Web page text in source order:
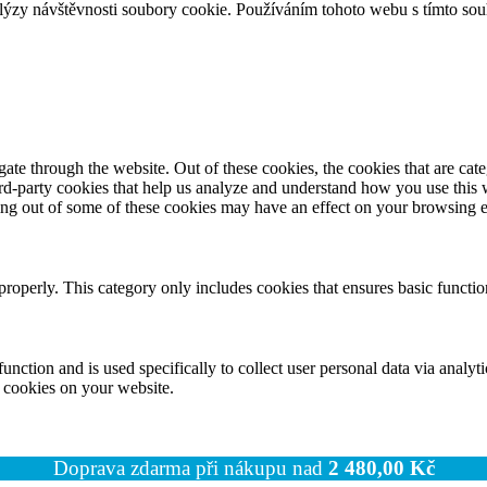
návštěvnosti soubory cookie. Používáním tohoto webu s tímto
through the website. Out of these cookies, the cookies that are
party cookies that help us analyze and understand how you use
out of some of these cookies may have an effect on your browsing
This category only includes cookies that ensures basic
and is used specifically to collect user personal data via
on your website.
Doprava zdarma při nákupu nad 2 480,00 Kč